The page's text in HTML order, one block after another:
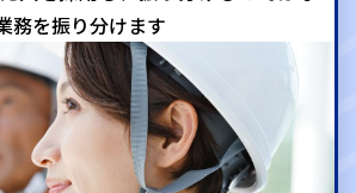
務を振り分けます